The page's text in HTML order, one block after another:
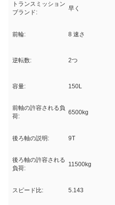
トランスミッション
ブランド:
早く
前輪: 8 速さ
逆転数: 2つ
容量: 150L
前軸の許容される負
荷:
6500kg
後ろ軸の説明: 9T
後ろ軸の許容される
負荷:
11500kg
スピード比: 5.143